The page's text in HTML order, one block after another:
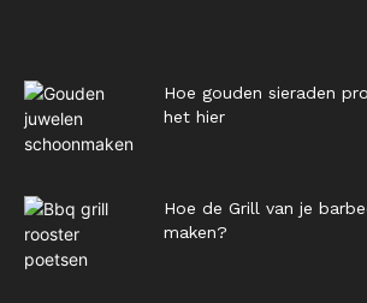
Hoe gouden sieraden
het hier
Hoe de Grill van je
maken?